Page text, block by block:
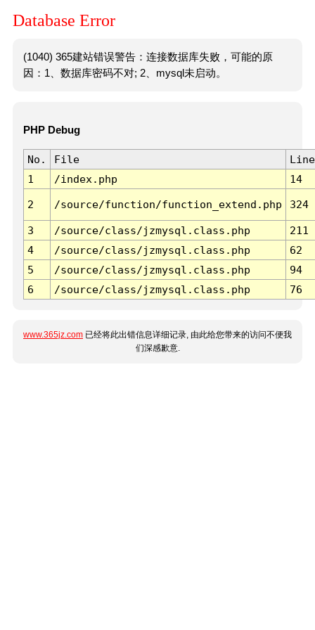
Database Error
(1040) 365建站错误警告：连接数据库失败，可能的原
因：1、数据库密码不对; 2、mysql未启动。
PHP Debug
No. File
Line
1
/index.php 14
2 /source/function/function_extend.php 324
3 /source/class/jzmysql.class.php
211
4
/source/class/jzmysql.class.php
62
5
/source/class/jzmysql.class.php
94
6
/source/class/jzmysql.class.php 76
www.365jz.com 已经将此出错信息详细记录, 由此给您带来的访问不便我
们深感歉意.